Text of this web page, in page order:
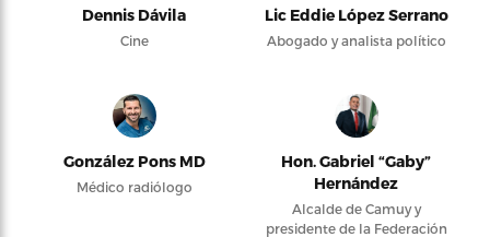
Dennis Dávila
Cine
Lic Eddie López Serrano
Abogado y analista político
González Pons MD
Médico radiólogo
Hon. Gabriel “Gaby”
Hernández
Alcalde de Camuy y
presidente de la Federación